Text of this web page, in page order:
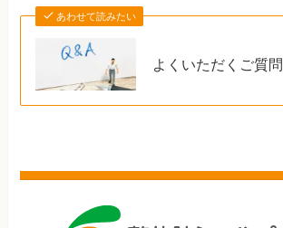
あわせて読みたい
よくいただくご質問